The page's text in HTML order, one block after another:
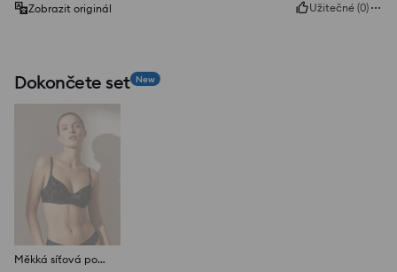
Zobrazit originál
Užitečné (0)
Dokončete set New
Měkká síťová podprsenka s květinovým vzorem